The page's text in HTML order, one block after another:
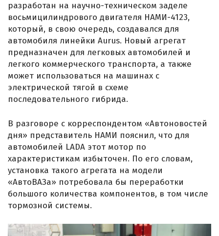
разработан на научно-техническом заделе
восьмицилиндрового двигателя НАМИ-4123,
который, в свою очередь, создавался для
автомобиля линейки Aurus. Новый агрегат
предназначен для легковых автомобилей и
легкого коммерческого транспорта, а также
может использоваться на машинах с
электрической тягой в схеме
последовательного гибрида.
В разговоре с корреспондентом «Автоновостей
дня» представитель НАМИ пояснил, что для
автомобилей LADA этот мотор по
характеристикам избыточен. По его словам,
установка такого агрегата на модели
«АвтоВАЗа» потребовала бы переработки
большого количества компонентов, в том числе
тормозной системы.